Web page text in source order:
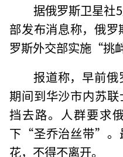
据俄罗斯卫星社
部发布消息称，俄
罗斯外交部实施“挑
报道称，早前
期间到华沙市内苏
挡去路。人群要求
下“圣乔治丝带”。
花，不得不离开。